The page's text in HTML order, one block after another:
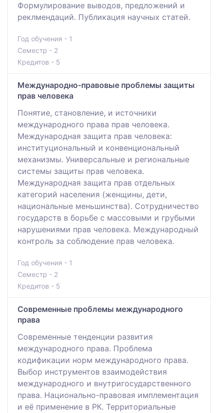
Формулирование выводов, предложений и
реклмендаций. Публикация научных статей.
Год обучения - 1
Семестр - 2
Кредитов - 5
Международно-правовые проблемы защиты
прав человека
Понятие, становление, и источники
международного права прав человека.
Международная защита прав человека:
институциональный и конвенциональный
механизмы. Универсальные и региональные
системы защиты прав человека.
Международная защита прав отдельных
категорий населения (женщины, дети,
национальные меньшинства). Сотрудничество
государств в борьбе с массовыми и грубыми
нарушениями прав человека. Международный
контроль за соблюдение прав человека.
Год обучения - 1
Семестр - 2
Кредитов - 5
Современные проблемы международного
права
Современные тенденции развития
международного права. Проблема
кодификации норм международного права.
Выбор инструментов взаимодействия
международного и внутригосударственного
права. Национально-правовая имплементация
и её применение в РК. Территориальные